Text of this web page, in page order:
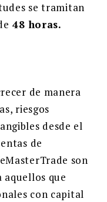
se tramitan
48 horas.
de manera
riesgos
desde el
de
son
aquellos que
con capital